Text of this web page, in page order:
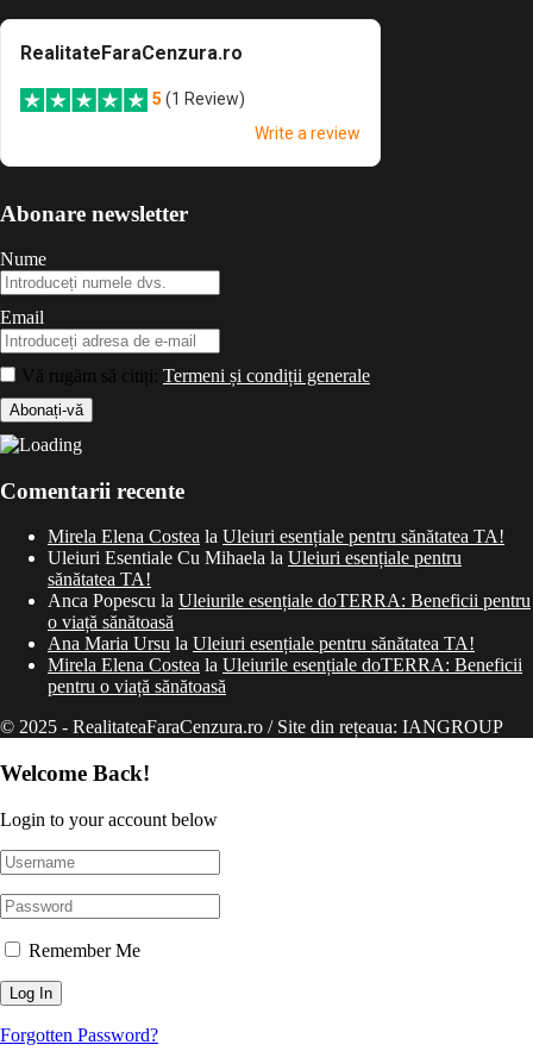
Abonare newsletter
Nume
Email
Vă rugăm să citiți: Termeni și condiții generale
Comentarii recente
Mirela Elena Costea la Uleiuri esențiale pentru sănătatea TA!
Uleiuri Esentiale Cu Mihaela la Uleiuri esențiale pentru
sănătatea TA!
Anca Popescu la Uleiurile esențiale doTERRA: Beneficii pentru
o viață sănătoasă
Ana Maria Ursu la Uleiuri esențiale pentru sănătatea TA!
Mirela Elena Costea la Uleiurile esențiale doTERRA: Beneficii
pentru o viață sănătoasă
© 2025 - RealitateaFaraCenzura.ro / Site din rețeaua: IANGROUP
Welcome Back!
Login to your account below
Remember Me
Forgotten Password?